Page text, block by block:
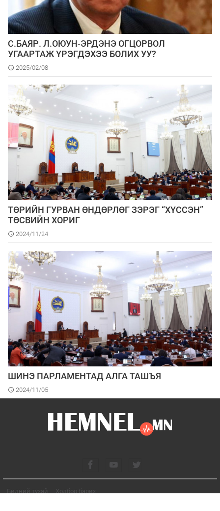
С.БАЯР. Л.ОЮУН-ЭРДЭНЭ ОГЦОРВОЛ
УГААРТАЖ ҮРЭГДЭХЭЭ БОЛИХ УУ?
2025/02/08
ТӨРИЙН ГУРВАН ӨНДӨРЛӨГ ЗЭРЭГ “ХҮССЭН”
ТӨСВИЙН ХОРИГ
2024/11/24
ШИНЭ ПАРЛАМЕНТАД АЛГА ТАШЪЯ
2024/11/05
Бидний тухай Холбоо барих